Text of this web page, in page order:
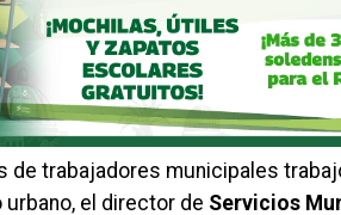
de trabajadores municipales
el director de Servicios